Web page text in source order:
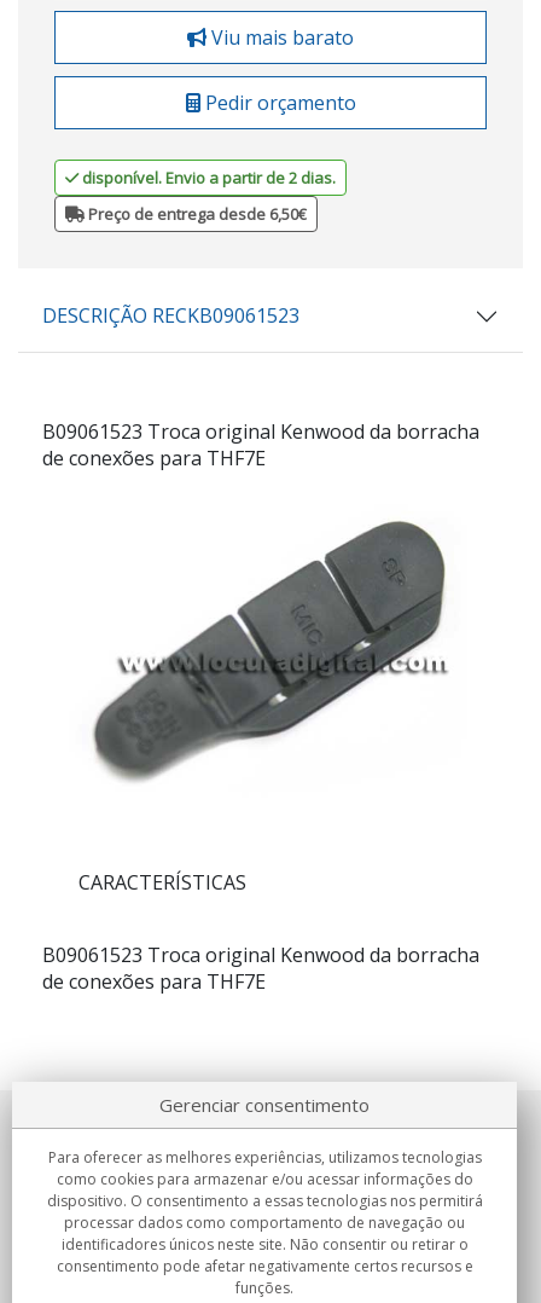
Viu mais barato
Pedir orçamento
disponível. Envio a partir de 2 dias.
Preço de entrega desde 6,50€
DESCRIÇÃO RECKB09061523
B09061523 Troca original Kenwood da borracha
de conexões para THF7E
CARACTERÍSTICAS
B09061523 Troca original Kenwood da borracha
de conexões para THF7E
Sobre nosotros
Compromissos
Compras
Gerenciar consentimento
Para oferecer as melhores experiências, utilizamos tecnologias
como cookies para armazenar e/ou acessar informações do
dispositivo. O consentimento a essas tecnologias nos permitirá
processar dados como comportamento de navegação ou
identificadores únicos neste site. Não consentir ou retirar o
consentimento pode afetar negativamente certos recursos e
funções.